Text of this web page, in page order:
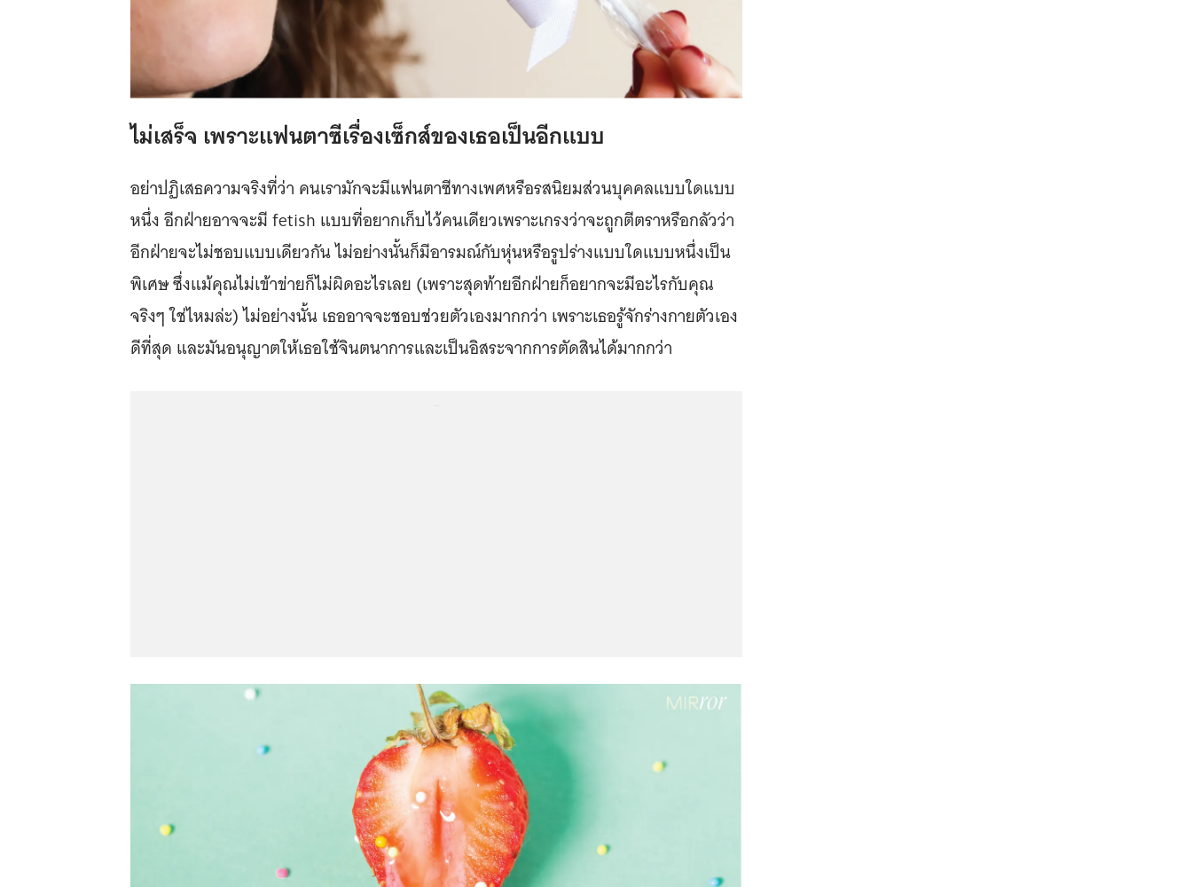
ไม่เสร็จ เพราะแฟนตาซีเรื่องเซ็กส์ของเธอเป็นอีกแบบ
อย่าปฏิเสธความจริงที่ว่า คนเรามักจะมีแฟนตาซีทางเพศหรือรสนิยมส่วนบุคคลแบบใดแบบ
หนึ่ง อีกฝ่ายอาจจะมี fetish แบบที่อยากเก็บไว้คนเดียวเพราะเกรงว่าจะถูกตีตราหรือกลัวว่า
อีกฝ่ายจะไม่ชอบแบบเดียวกัน ไม่อย่างนั้นก็มีอารมณ์กับหุ่นหรือรูปร่างแบบใดแบบหนึ่งเป็น
พิเศษ ซึ่งแม้คุณไม่เข้าข่ายก็ไม่ผิดอะไรเลย (เพราะสุดท้ายอีกฝ่ายก็อยากจะมีอะไรกับคุณ
จริงๆ ใช่ไหมล่ะ) ไม่อย่างนั้น เธออาจจะชอบช่วยตัวเองมากกว่า เพราะเธอรู้จักร่างกายตัวเอง
ดีที่สุด และมันอนุญาตให้เธอใช้จินตนาการและเป็นอิสระจากการตัดสินได้มากกว่า